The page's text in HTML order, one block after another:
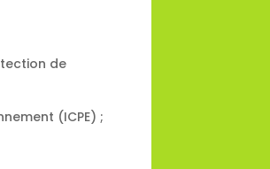
de
(ICPE) ;